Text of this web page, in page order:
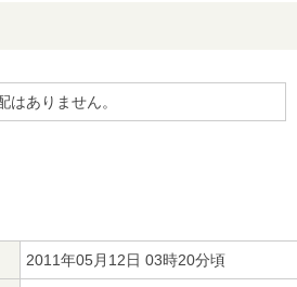
はありません。
2011年05月12日 03時20分頃